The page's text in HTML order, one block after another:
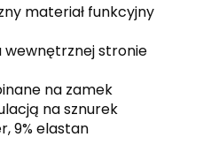
materiał funkcyjny
wewnętrznej stronie
na zamek
na sznurek
9% elastan